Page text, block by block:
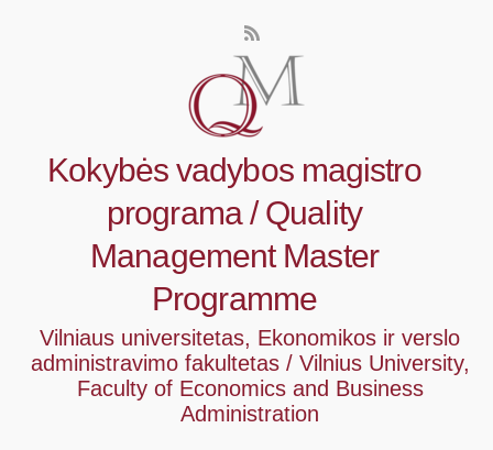
Kokybės vadybos magistro
programa / Quality
Management Master
Programme
Vilniaus universitetas, Ekonomikos ir verslo
administravimo fakultetas / Vilnius University,
Faculty of Economics and Business
Administration